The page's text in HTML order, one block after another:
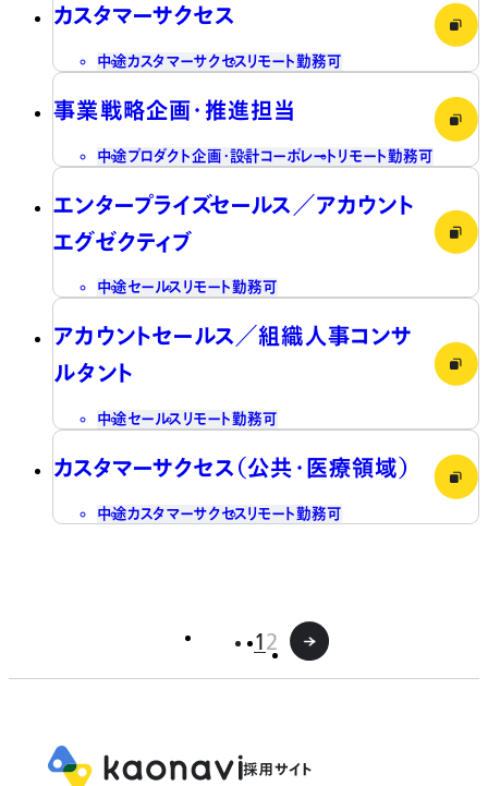
カスタマーサクセス
中途カスタマーサクセスリモート勤務可
事業戦略企画・推進担当
中途プロダクト企画・設計コーポレート リモート勤務可
エンタープライズセールス／アカウント
エグゼクティブ
中途セールス リモート勤務可
アカウントセールス／組織人事コンサ
ルタント
中途セールス リモート勤務可
カスタマーサクセス（公共・医療領域）
中途カスタマーサクセス リモート勤務可
1 2